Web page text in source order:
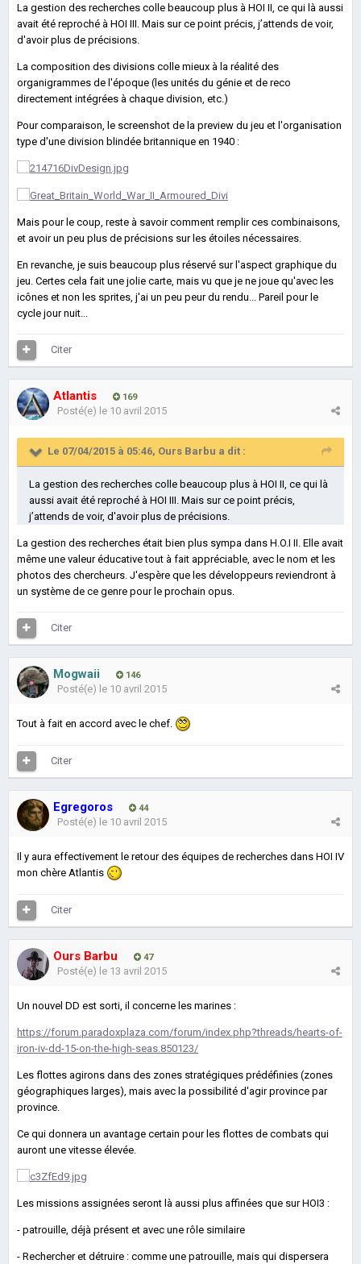
La gestion des recherches colle beaucoup plus à HOI II, ce qui là aussi
avait été reproché à HOI III. Mais sur ce point précis, j’attends de voir,
d'avoir plus de précisions.
La composition des divisions colle mieux à la réalité des
organigrammes de l'époque (les unités du génie et de reco
directement intégrées à chaque division, etc.)
Pour comparaison, le screenshot de la preview du jeu et l'organisation
type d'une division blindée britannique en 1940 :
Mais pour le coup, reste à savoir comment remplir ces combinaisons,
et avoir un peu plus de précisions sur les étoiles nécessaires.
En revanche, je suis beaucoup plus réservé sur l'aspect graphique du
jeu. Certes cela fait une jolie carte, mais vu que je ne joue qu'avec les
icônes et non les sprites, j'ai un peu peur du rendu... Pareil pour le
cycle jour nuit...
Citer
Atlantis 169
Posté(e) le 10 avril 2015
Le 07/04/2015 à 05:46, Ours Barbu a dit :
La gestion des recherches colle beaucoup plus à HOI II, ce qui là
aussi avait été reproché à HOI III. Mais sur ce point précis,
j’attends de voir, d'avoir plus de précisions.
La gestion des recherches était bien plus sympa dans H.O.I II. Elle avait
même une valeur éducative tout à fait appréciable, avec le nom et les
photos des chercheurs. J'espère que les développeurs reviendront à
un système de ce genre pour le prochain opus.
Citer
Mogwaii 146
Posté(e) le 10 avril 2015
Tout à fait en accord avec le chef.
Citer
Egregoros 44
Posté(e) le 10 avril 2015
Il y aura effectivement le retour des équipes de recherches dans HOI IV
mon chère Atlantis
Citer
Ours Barbu 47
Posté(e) le 13 avril 2015
Un nouvel DD est sorti, il concerne les marines :
https://forum.paradoxplaza.com/forum/index.php?threads/hearts-of-
iron-iv-dd-15-on-the-high-seas.850123/
Les flottes agirons dans des zones stratégiques prédéfinies (zones
géographiques larges), mais avec la possibilité d'agir province par
province.
Ce qui donnera un avantage certain pour les flottes de combats qui
auront une vitesse élevée.
Les missions assignées seront là aussi plus affinées que sur HOI3 :
- patrouille, déjà présent et avec une rôle similaire
- Rechercher et détruire : comme une patrouille, mais qui dispersera